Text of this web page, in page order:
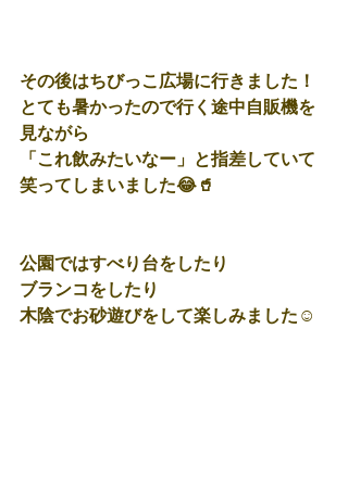
その後はちびっこ広場に行きました！
とても暑かったので行く途中自販機を
見ながら
「これ飲みたいなー」と指差していて
笑ってしまいました😂🥤
公園ではすべり台をしたり
ブランコをしたり
木陰でお砂遊びをして楽しみました☺